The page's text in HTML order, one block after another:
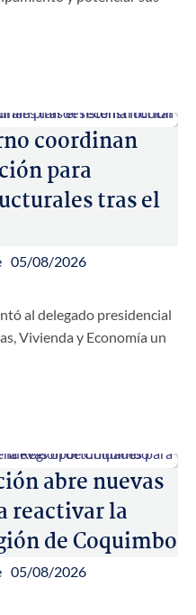
coordinan
para
tras el
05/08/2026
al delegado presidencial
Vivienda y Economía un
abre nuevas
reactivar la
de Coquimbo
05/08/2026